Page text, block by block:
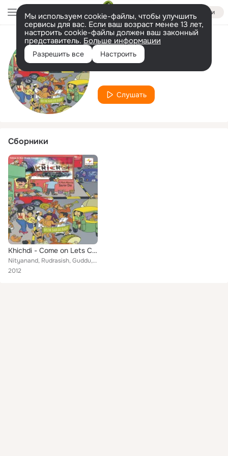
Войти
Мы используем cookie-файлы, чтобы улучшить
сервисы для вас. Если ваш возраст менее 13 лет,
настроить cookie-файлы должен ваш законный
представитель. Больше информации
Разрешить все Настроить
Исполнитель
Guddu Nandi
Слушать
Сборники
Khichdi - Come on Lets Cook Music
Nityanand, Rudrasish, Guddu, Achala, Priyanka, Ruth Ruth, Sushim, Guddu Nandi, Sushim Dey, Saurav Das, Rajesh Krishnan
2012